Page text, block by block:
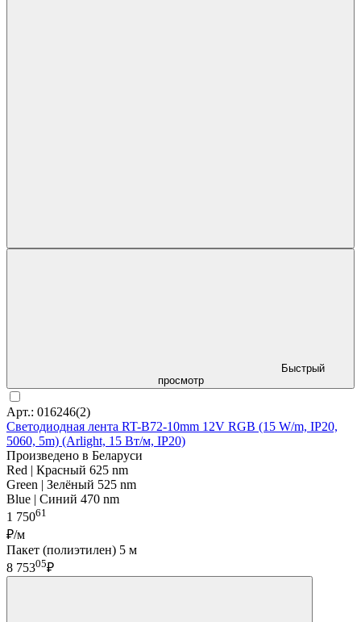
Быстрый
просмотр
Арт.: 016246(2)
Светодиодная лента RT-B72-10mm 12V RGB (15 W/m, IP20,
5060, 5m) (Arlight, 15 Вт/м, IP20)
Произведено в Беларуси
Red | Красный 625 nm
Green | Зелёный 525 nm
Blue | Синий 470 nm
1 75061
₽/м
Пакет (полиэтилен) 5 м
8 75305₽